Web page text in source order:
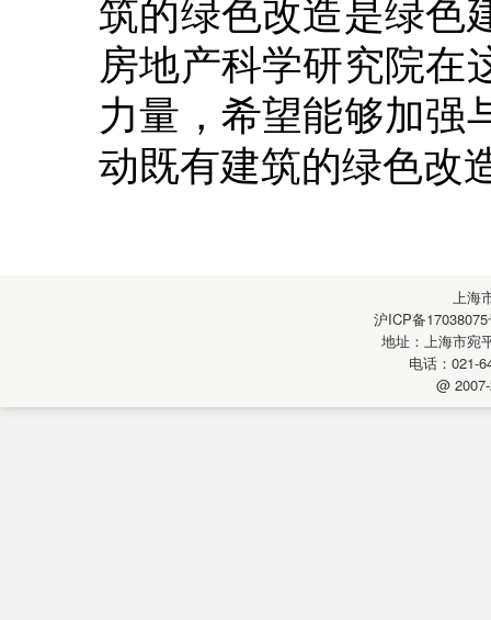
房地产科学研究院在
力量，希望能够加强
动既有建筑的绿色改
上海
沪ICP备
地址：上海市宛
电话：021-
@